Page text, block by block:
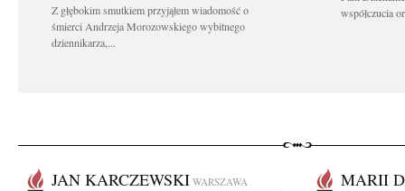
Z głębokim smutkiem przyjąłem wiadomość o
śmierci Andrzeja Morozowskiego wybitnego
dziennikarza,...
współczucia
JAN KARCZEWSKI WARSZAWA MARII